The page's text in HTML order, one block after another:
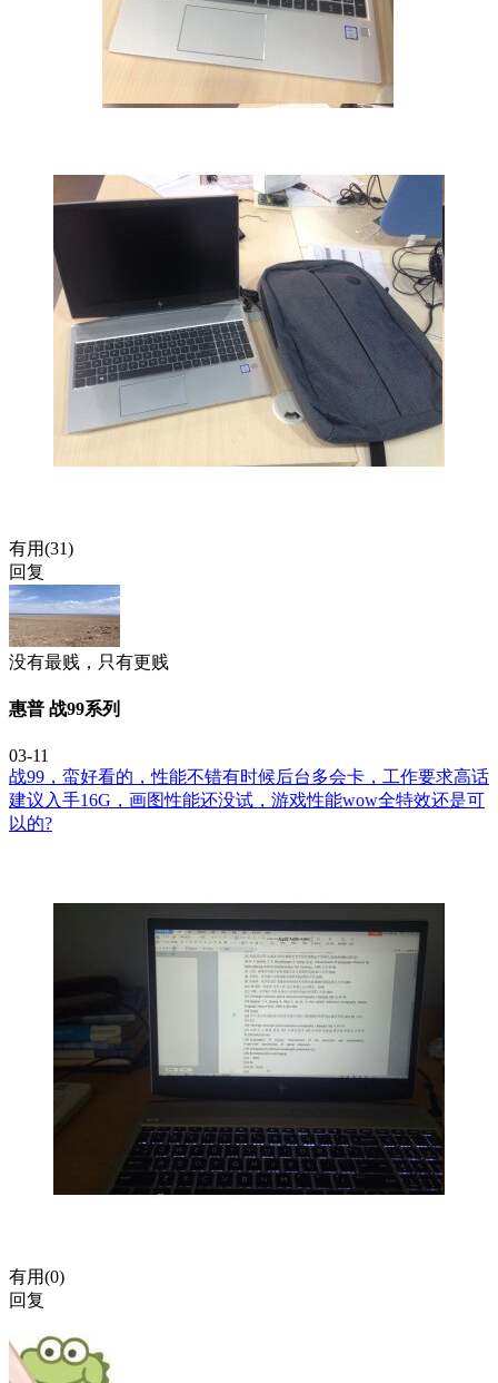
有用(31)
回复
没有最贱，只有更贱
惠普 战99系列
03-11
战99，蛮好看的，性能不错有时候后台多会卡，工作要求高话
建议入手16G，画图性能还没试，游戏性能wow全特效还是可
以的?
有用(0)
回复